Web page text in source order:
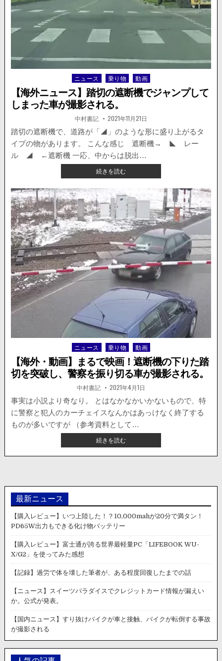
断
無
切。
動
画
が
世
中
物
を
醸
す。
Posted
in
ニュース 乗り物 動画
【海外ニュース】踏切の遮断機でジャンプして
しまった車が撮影される。
著
者:
中村書記 掲
載
日：
2021年11月21日
踏切の遮断機で、道路が「◢」のような形に盛り上がるタ
イプの物があります。 こんな感じ 遮断機→ ◣ レー
ル ◢ ←遮断機 一応、中からは脱出…
続きを読む【海
外
ュ
ー
ス】
踏
切
の
遮
断
機
で
ジ
し
て
し
ま
っ
た
車
が
撮
影
さ
れ
Posted
in
ニュース 乗り物 動画
【海外・動画】まるで映画！遮断機の下りた踏
切を突破し、警察を振り切る車が撮影される。
著
者:
中村書記 掲
載
日：
2021年4月1日
事実は小説より奇なり。 とはなかなかいかないもので、特
に警察と犯人のカーチェイスなんかはあっけなく終了する
ものが多いですが （参考資料として…
続きを読む【海
外・
動
る
映
画！
断
機
下
り
た
踏
を
突
警
最新ニュース
【購入レビュー】いつ上陸した！？10,000mahが20分で満タン！
PD65W出力もできる化け物バッテリー
【購入レビュー】富士通が誇る世界最軽量PC「LIFEBOOK WU-
X/G2」を使ってみた感想
【記録】過労で体を壊した筆者が、ある程度回復したまでの話
【ニュース】スイーツパラダイスでクレジットカード情報が漏えい
か。公式が発表。
【国内ニュース】すり抜けバイクが車と接触、バイクが転倒する事故
が撮影される